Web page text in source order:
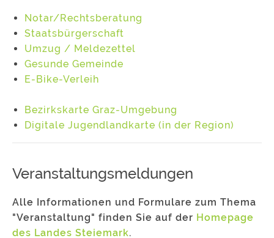
Notar/Rechtsberatung
Staatsbürgerschaft
Umzug / Meldezettel
Gesunde Gemeinde
E-Bike-Verleih
Bezirkskarte Graz-Umgebung
Digitale Jugendlandkarte (in der Region)
Veranstaltungsmeldungen
Alle Informationen und Formulare zum Thema
"Veranstaltung" finden Sie auf der Homepage
des Landes Steiemark.